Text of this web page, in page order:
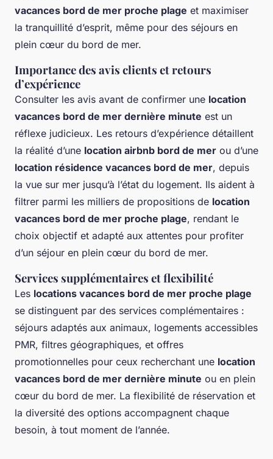
vacances bord de mer proche plage et maximiser
la tranquillité d’esprit, même pour des séjours en
plein cœur du bord de mer.
Importance des avis clients et retours
d’expérience
Consulter les avis avant de confirmer une location
vacances bord de mer dernière minute est un
réflexe judicieux. Les retours d’expérience détaillent
la réalité d’une location airbnb bord de mer ou d’une
location résidence vacances bord de mer, depuis
la vue sur mer jusqu’à l’état du logement. Ils aident à
filtrer parmi les milliers de propositions de location
vacances bord de mer proche plage, rendant le
choix objectif et adapté aux attentes pour profiter
d’un séjour en plein cœur du bord de mer.
Services supplémentaires et flexibilité
Les locations vacances bord de mer proche plage
se distinguent par des services complémentaires :
séjours adaptés aux animaux, logements accessibles
PMR, filtres géographiques, et offres
promotionnelles pour ceux recherchant une location
vacances bord de mer dernière minute ou en plein
cœur du bord de mer. La flexibilité de réservation et
la diversité des options accompagnent chaque
besoin, à tout moment de l’année.